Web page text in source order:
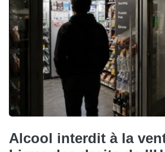
Alcool interdit à la